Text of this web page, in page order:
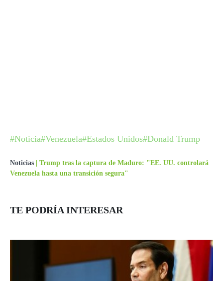
#Noticia#Venezuela#Estados Unidos#Donald Trump
Noticias
Trump tras la captura de Maduro: "EE. UU. controlará
Venezuela hasta una transición segura"
TE PODRÍA INTERESAR